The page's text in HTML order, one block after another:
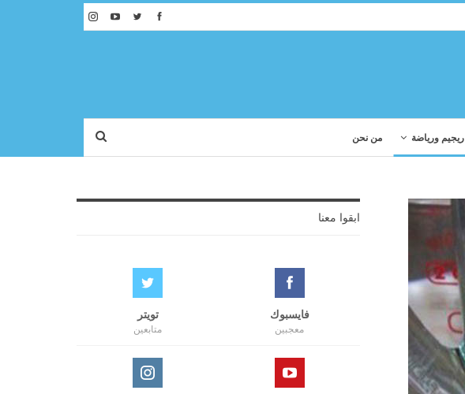
ريجيم ورياضة من نحن
ابقوا معنا
فايسبوك
معجبين
تويتر
متابعين